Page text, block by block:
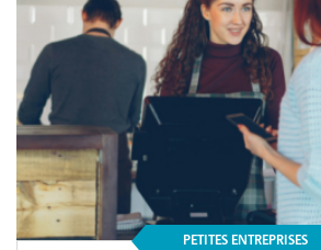
PETITES ENTREPRISES